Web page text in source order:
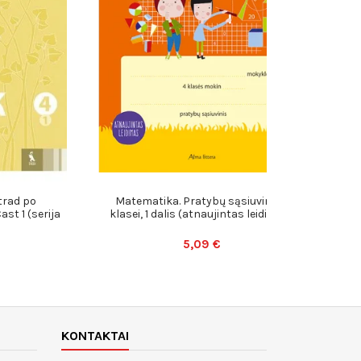
po
1 (serija
Matematika. Pratybų sąsiuvinis 4
klasei, 1 dalis (atnaujintas leidimas)
5,09 €
KONTAKTAI